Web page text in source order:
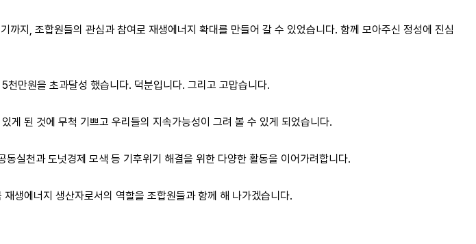
, 조합원들의 관심과 참여로 재생에너지 확대를 만들어 갈 수 있었습니다. 함께 모아주신 정성에 진심
만원을 초과달성 했습니다. 덕분입니다. 그리고 고맙습니다.
된 것에 무척 기쁘고 우리들의 지속가능성이 그려 볼 수 있게 되었습니다.
실천과 도넛경제 모색 등 기후위기 해결을 위한 다양한 활동을 이어가려합니다.
생에너지 생산자로서의 역할을 조합원들과 함께 해 나가겠습니다.